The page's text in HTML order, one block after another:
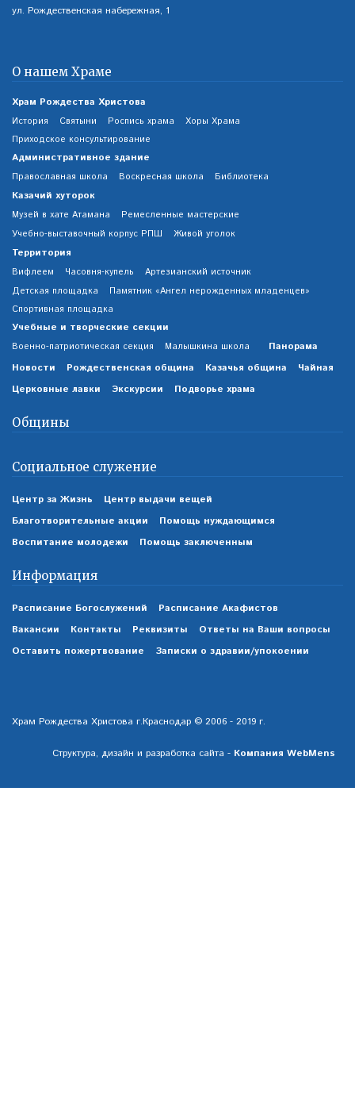
ул. Рождественская набережная, 1
О нашем Храме
Храм Рождества Христова
История Святыни Роспись храма
Хоры Храма
Приходское консультирование
Административное здание
Православная школа Воскресная школа Библиотека
Казачий хуторок
Музей в хате Атамана
Ремесленные мастерские
Учебно-выставочный корпус РПШ
Живой уголок
Территория
Вифлеем Часовня-купель
Артезианский источник
Детская площадка
Памятник «Ангел нерожденных младенцев»
Спортивная площадка
Учебные и творческие секции
Военно-патриотическая секция Малышкина школа
Панорама
Новости
Рождественская община Казачья община
Чайная
Церковные лавки
Экскурсии Подворье храма
Общины
Социальное служение
Центр за Жизнь
Центр выдачи вещей
Благотворительные акции
Помощь нуждающимся
Воспитание молодежи
Помощь заключенным
Информация
Расписание Богослужений
Расписание Акафистов
Вакансии
Контакты Реквизиты
Ответы на Ваши вопросы
Оставить пожертвование
Записки о здравии/упокоении
Храм Рождества Христова г.Краснодар © 2006 - 2019 г.
Структура, дизайн и разработка сайта - Компания WebMens